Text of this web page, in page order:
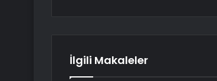
İlgili Makaleler